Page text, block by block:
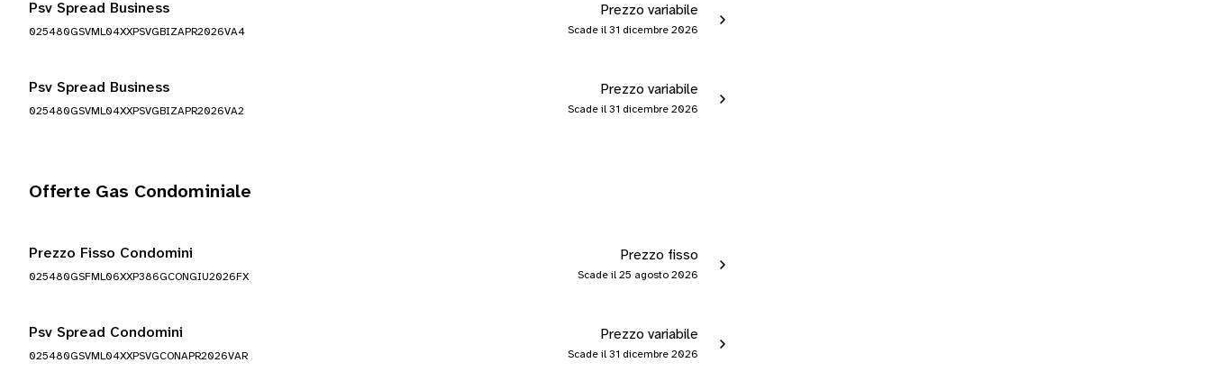
Psv Spread Business
025480GSVML04XXPSVGBIZAPR2026VA4
Prezzo variabile
Scade il 31 dicembre 2026
Psv Spread Business
025480GSVML04XXPSVGBIZAPR2026VA2
Prezzo variabile
Scade il 31 dicembre 2026
Offerte Gas Condominiale
Prezzo Fisso Condomini
025480GSFML06XXP386GCONGIU2026FX
Prezzo fisso
Scade il 25 agosto 2026
Psv Spread Condomini
025480GSVML04XXPSVGCONAPR2026VAR
Prezzo variabile
Scade il 31 dicembre 2026